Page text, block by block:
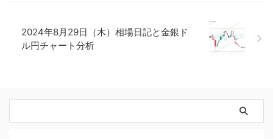
2024年8月29日（木）相場日記と金銀ド
ル円チャート分析